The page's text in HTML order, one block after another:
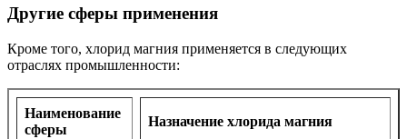
Другие сферы применения
Кроме того, хлорид магния применяется в следующих
отраслях промышленности:
Наименование
сферы
Назначение хлорида магния